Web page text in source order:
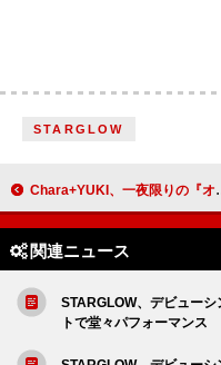
STARGLOW
Chara+YUKI、一夜限りの『オールナイトニッポンGOLD』パーソナリティを担当
関連ニュース
STARGLOW、デビュー
トで堂々パフォーマンス